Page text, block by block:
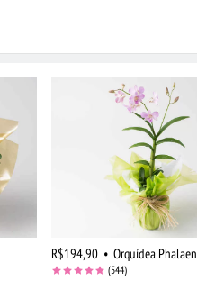
R$194,90 • Orquídea
(544)